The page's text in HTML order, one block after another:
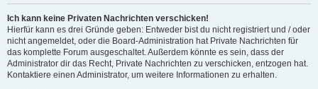
Ich kann keine Privaten Nachrichten verschicken!
Hierfür kann es drei Gründe geben: Entweder bist du nicht registriert und / oder
nicht angemeldet, oder die Board-Administration hat Private Nachrichten für
das komplette Forum ausgeschaltet. Außerdem könnte es sein, dass der
Administrator dir das Recht, Private Nachrichten zu verschicken, entzogen hat.
Kontaktiere einen Administrator, um weitere Informationen zu erhalten.